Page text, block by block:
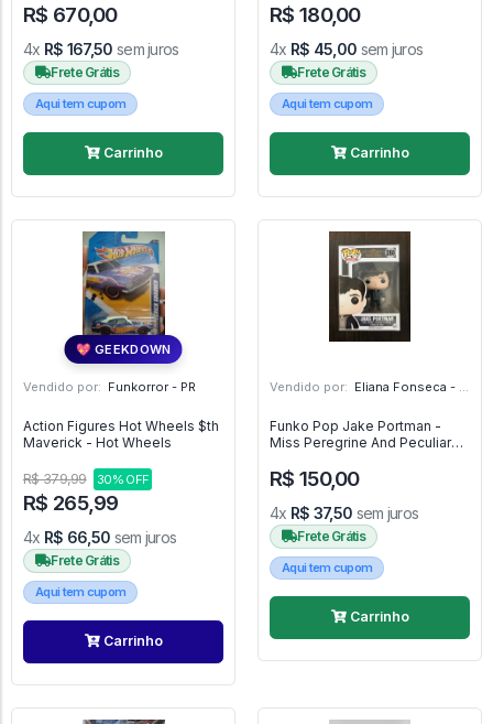
R$ 670,00
4x R$ 167,50 sem juros
Frete Grátis
Aqui tem cupom
Carrinho
R$ 180,00
4x R$ 45,00 sem juros
Frete Grátis
Aqui tem cupom
Carrinho
💖 GEEKDOWN
Vendido por: Funkorror - PR
Action Figures Hot Wheels $th
Maverick - Hot Wheels
R$ 379,99 30% OFF
R$ 265,99
4x R$ 66,50 sem juros
Frete Grátis
Aqui tem cupom
Carrinho
Vendido por: Eliana Fonseca - SP
Funko Pop Jake Portman -
Miss Peregrine And Peculiar
#260
R$ 150,00
4x R$ 37,50 sem juros
Frete Grátis
Aqui tem cupom
Carrinho